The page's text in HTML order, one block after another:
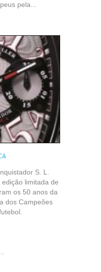
pela...
S. L.
limitada de
os 50 anos da
dos Campeões